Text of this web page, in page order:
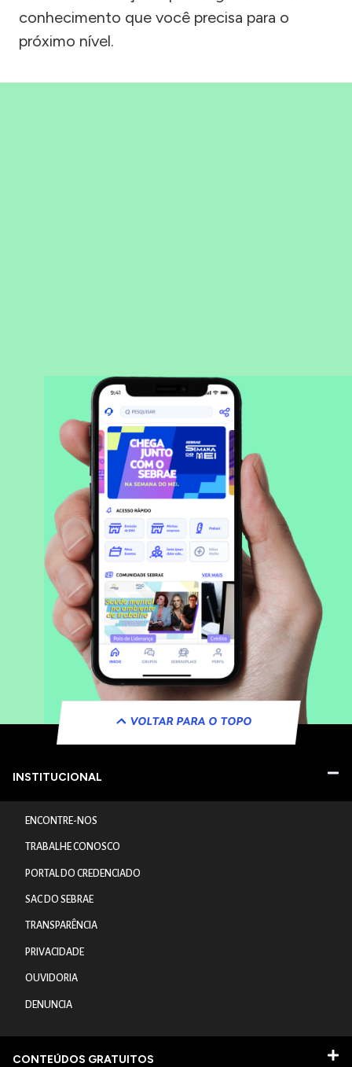
conhecimento que você precisa para o
próximo nível.
VOLTAR PARA O TOPO
INSTITUCIONAL
ENCONTRE-NOS
TRABALHE CONOSCO
PORTAL DO CREDENCIADO
SAC DO SEBRAE
TRANSPARÊNCIA
PRIVACIDADE
OUVIDORIA
DENUNCIA
CONTEÚDOS GRATUITOS